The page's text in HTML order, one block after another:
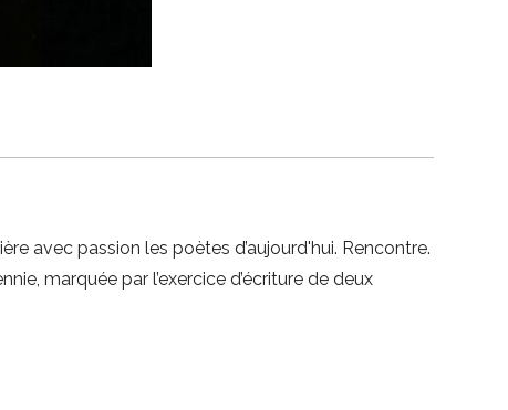
avec passion les poètes d’aujourd'hui. Rencontre.
marquée par l’exercice d’écriture de deux